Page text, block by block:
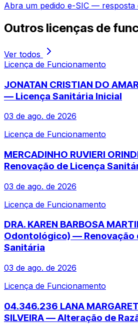
Abra um pedido e-SIC — resposta
Outros licenças de
Ver todos
Licença de Funcionamento
JONATAN CRISTIAN DO
— Licença Sanitária Inicial
03 de ago. de 2026
Licença de Funcionamento
MERCADINHO RUVIERI
Renovação de Licença
03 de ago. de 2026
Licença de Funcionamento
DRA. KAREN BARBOSA
Odontológico) — Renovação
Sanitária
03 de ago. de 2026
Licença de Funcionamento
04.346.236 LANA
SILVEIRA — Alteração de